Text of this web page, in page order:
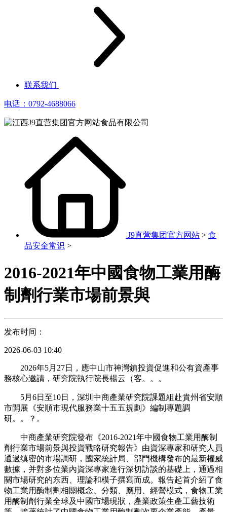
联系我们
电话：0792-4688066
J9直营集团官方网站 > 食
品安全常识 >
2016-2021年中國食物工業用酶
制劑行業市場前景與
发布时间：
2026-06-03 10:40
2026年5月27日，應中山市神灣鎮投資促進和公有資產事
務核心邀請，研究院執行院長楊云（客。。。
5月6日至10日，深圳中商產業研究院課題組赴貴州省安順
市開展《安順市現代服務業十五五規劃》編制專題調
研。。？。
中商產業研究院發布《2016-2021年中國食物工業用酶制
劑行業市場前景與投資戰略研究報告》由資深專家和研究人員
通過缜密的市場調研，國家統計局、部門機構發布的最新權威
數據，并對多位業內資深專家進行深切訪談的基礎上，通過相
關市場研究的东西、理論和模子撰寫而成。報告起首介紹了食
物工業用酶制劑相關概念、分類、應用、經營模式，食物工業
用酶制劑行業全球及中國市場現狀，產業政策生產工藝技術